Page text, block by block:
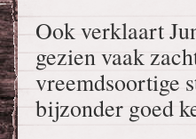
Ook verklaart
gezien vaak
vreemdsoortige
bijzonder goed